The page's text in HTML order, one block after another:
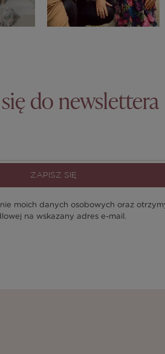
do newslettera
ZAPISZ SIĘ
moich danych osobowych oraz
na wskazany adres e-mail.